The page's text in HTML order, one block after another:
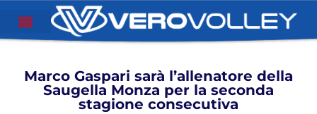
Marco Gaspari sarà l’allenatore della
Saugella Monza per la seconda
stagione consecutiva